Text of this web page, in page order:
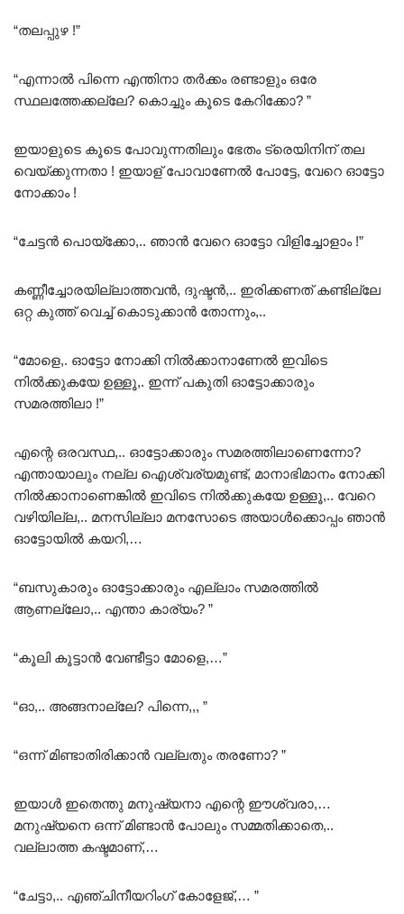
“തലപ്പുഴ !”
“എന്നാൽ പിന്നെ എന്തിനാ തർക്കം രണ്ടാളും ഒരേ
സ്ഥലത്തേക്കല്ലേ? കൊച്ചും കൂടെ കേറിക്കോ? ”
ഇയാളുടെ കൂടെ പോവുന്നതിലും ഭേതം ട്രെയിനിന് തല
വെയ്ക്കുന്നതാ ! ഇയാള് പോവാണേൽ പോട്ടേ, വേറെ ഓട്ടോ
നോക്കാം !
“ചേട്ടൻ പൊയ്ക്കോ,.. ഞാൻ വേറെ ഓട്ടോ വിളിച്ചോളാം !”
കണ്ണീച്ചോരയില്ലാത്തവൻ, ദുഷ്ടൻ,.. ഇരിക്കണത് കണ്ടില്ലേ
ഒറ്റ കുത്ത് വെച്ച് കൊടുക്കാൻ തോന്നും,..
“മോളെ,. ഓട്ടോ നോക്കി നിൽക്കാനാണേൽ ഇവിടെ
നിൽക്കുകയേ ഉള്ളൂ,. ഇന്ന് പകുതി ഓട്ടോക്കാരും
സമരത്തിലാ !”
എന്റെ ഒരവസ്ഥ,.. ഓട്ടോക്കാരും സമരത്തിലാണെന്നോ?
എന്തായാലും നല്ല ഐശ്വര്യമുണ്ട്, മാനാഭിമാനം നോക്കി
നിൽക്കാനാണെങ്കിൽ ഇവിടെ നിൽക്കുകയേ ഉള്ളൂ,.. വേറെ
വഴിയില്ല,.. മനസില്ലാ മനസോടെ അയാൾക്കൊപ്പം ഞാൻ
ഓട്ടോയിൽ കയറി,…
“ബസുകാരും ഓട്ടോക്കാരും എല്ലാം സമരത്തിൽ
ആണല്ലോ,.. എന്താ കാര്യം? ”
“കൂലി കൂട്ടാൻ വേണ്ടീട്ടാ മോളെ,…”
“ഓ,.. അങ്ങനാല്ലേ? പിന്നെ,,, ”
“ഒന്ന് മിണ്ടാതിരിക്കാൻ വല്ലതും തരണോ? ”
ഇയാൾ ഇതെന്തു മനുഷ്യനാ എന്റെ ഈശ്വരാ,…
മനുഷ്യനെ ഒന്ന് മിണ്ടാൻ പോലും സമ്മതിക്കാതെ,..
വല്ലാത്ത കഷ്ടമാണ്,…
“ചേട്ടാ,.. എഞ്ചിനീയറിംഗ് കോളേജ്,… ”